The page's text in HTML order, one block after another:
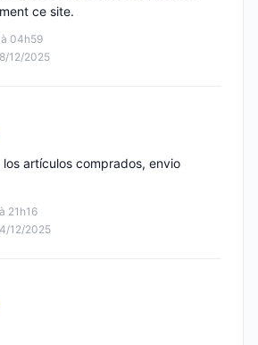
04h59
12/2025
ce site.
21h16
12/2025
artículos comprados, envio